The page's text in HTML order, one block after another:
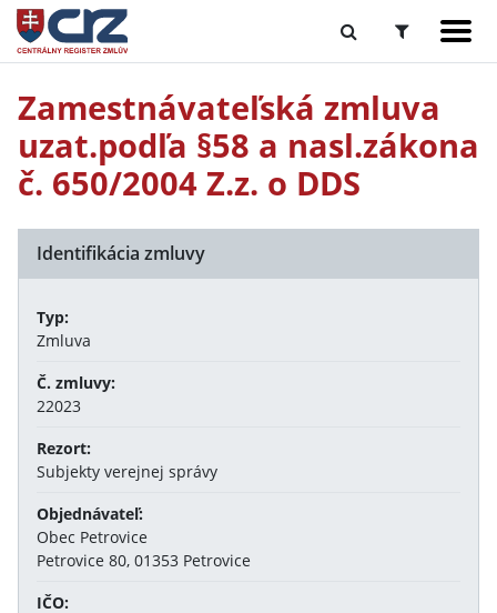
Zamestnávateľská zmluva
uzat.podľa §58 a nasl.zákona
č. 650/2004 Z.z. o DDS
Identifikácia zmluvy
Typ:
Zmluva
Č. zmluvy:
22023
Rezort:
Subjekty verejnej správy
Objednávateľ:
Obec Petrovice
Petrovice 80, 01353 Petrovice
IČO: